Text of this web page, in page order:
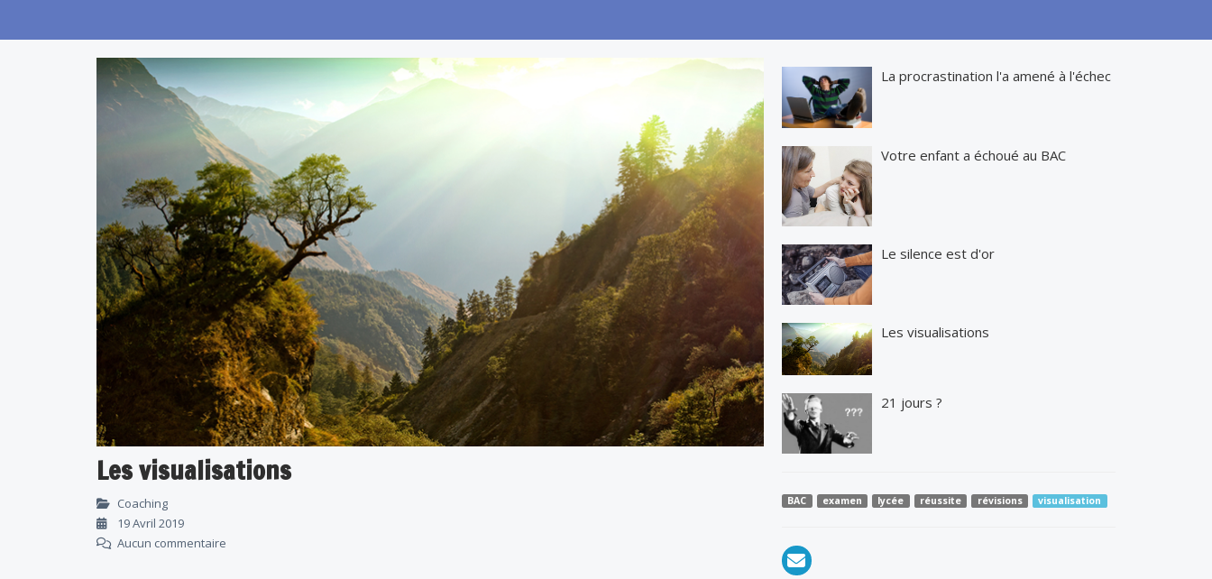
Les visualisations
Coaching
19 Avril 2019
Aucun commentaire
La procrastination l'a amené à l'échec
Votre enfant a échoué au BAC
Le silence est d'or
Les visualisations
21 jours ?
BAC examen lycée réussite révisions visualisation